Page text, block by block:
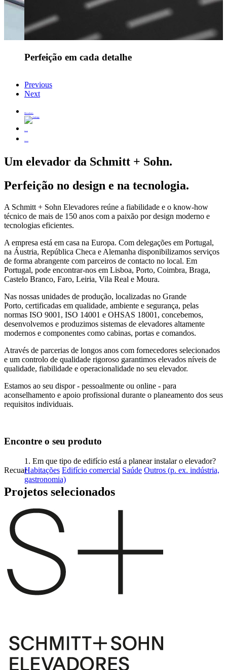
Perfeição em cada detalhe
Previous
Next
Elevadores
Serviço
Carreira
Um elevador da Schmitt + Sohn.
Perfeição no design e na tecnologia.
A Schmitt + Sohn Elevadores reúne a fiabilidade e o know-how
técnico de mais de 150 anos com a paixão por design moderno e
tecnologias eficientes.
A empresa está em casa na Europa. Com delegações em Portugal,
na Áustria, República Checa e Alemanha disponibilizamos serviços
de forma abrangente com parceiros de contacto no local. Em
Portugal, pode encontrar-nos em Lisboa, Porto, Coimbra, Braga,
Castelo Branco, Faro, Leiria, Vila Real e Moura.
Nas nossas unidades de produção, localizadas no Grande
Porto, certificadas em qualidade, ambiente e segurança, pelas
normas ISO 9001, ISO 14001 e OHSAS 18001, concebemos,
desenvolvemos e produzimos sistemas de elevadores altamente
modernos e componentes como cabinas, portas e comandos.
Através de parcerias de longos anos com fornecedores selecionados
e um controlo de qualidade rigoroso garantimos elevados níveis de
qualidade, fiabilidade e operacionalidade no seu elevador.
Estamos ao seu dispor - pessoalmente ou online - para
aconselhamento e apoio profissional durante o planeamento dos seus
requisitos individuais.
Encontre o seu produto
1. Em que tipo de edifício está a planear instalar o elevador?
Habitações Edifício comercial Saúde Outros (p. ex. indústria,
gastronomia)
Recuar
Projetos selecionados